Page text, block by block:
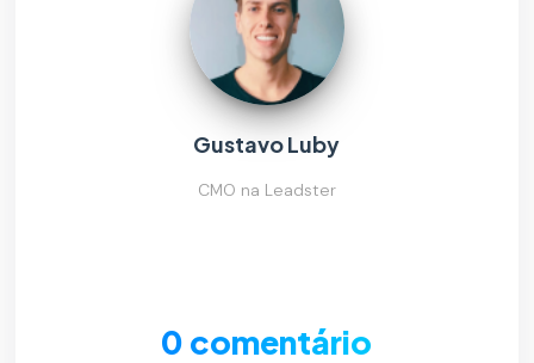
Gustavo Luby
CMO na Leadster
0 comentário